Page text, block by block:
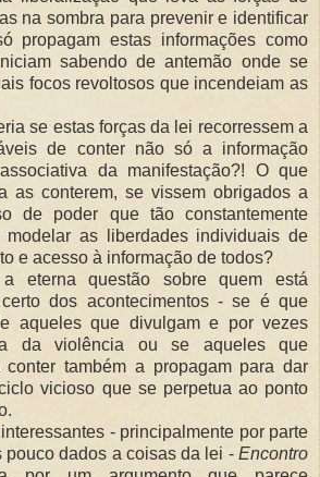
na sombra para prevenir e identificar
propagam estas informações como
sabendo de antemão onde se
focos revoltosos que incendeiam as
se estas forças da lei recorressem a
de conter não só a informação
da manifestação?! O que
as conterem, se vissem obrigados a
de poder que tão constantemente
modelar as liberdades individuais de
e acesso à informação de todos?
eterna questão sobre quem está
dos acontecimentos - se é que
aqueles que divulgam e por vezes
da violência ou se aqueles que
também a propagam para dar
vicioso que se perpetua ao ponto
- principalmente por parte
dados a coisas da lei - Encontro